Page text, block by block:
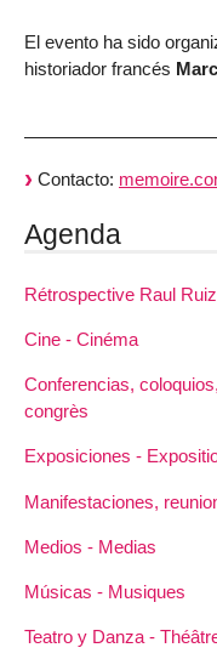
El evento ha sido
historiador francés
Contacto:
Agenda
Rétrospective Raul Ruiz
Cine - Cinéma
Conferencias,
congrès
Exposiciones -
Manifestaciones,
Medios - Medias
Músicas - Musiques
Teatro y Danza -